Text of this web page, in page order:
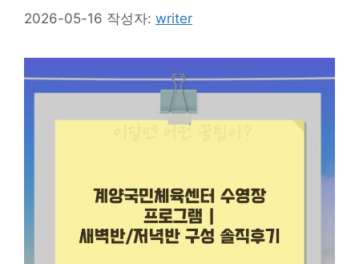
2026-05-16 작성자: writer